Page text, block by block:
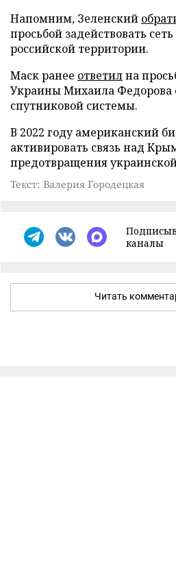
Напомним, Зеленский
просьбой задействовать
российской территории.
Маск ранее ответилна
Украины Михаила Федорова
спутниковой системы.
В 2022 году американский
активировать связь над
предотвращения
Текст: Валерия Городецкая
каналы
Читать